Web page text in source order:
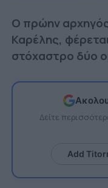
Ο πρώην
Καρέλης,
στόχαστρο δύο
Δείτε
Add